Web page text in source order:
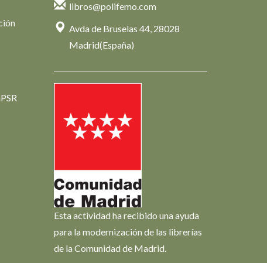
libros@polifemo.com
Avda de Bruselas 44, 28028
Madrid(España)
Esta actividad ha recibido una ayuda
para la modernización de las librerías
de la Comunidad de Madrid.